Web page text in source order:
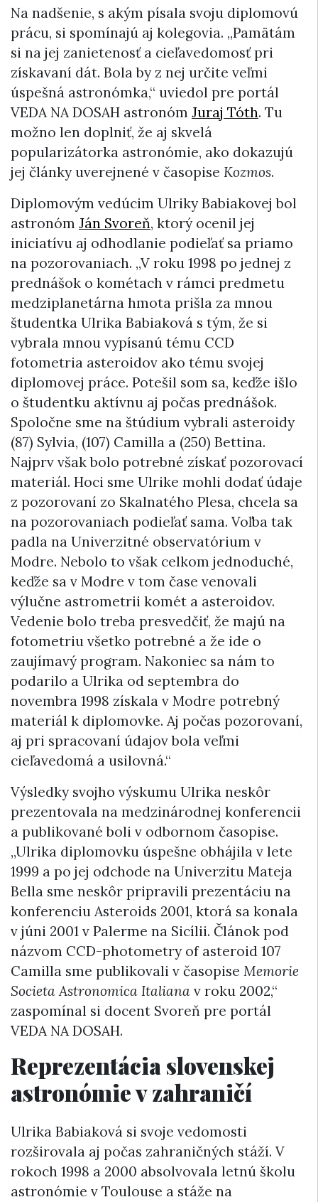
Na nadšenie, s akým písala svoju diplomovú
prácu, si spomínajú aj kolegovia. „Pamätám
si na jej zanietenosť a cieľavedomosť pri
získavaní dát. Bola by z nej určite veľmi
úspešná astronómka,“ uviedol pre portál
VEDA NA DOSAH astronóm Juraj Tóth. Tu
možno len doplniť, že aj skvelá
popularizátorka astronómie, ako dokazujú
jej články uverejnené v časopise Kozmos.
Diplomovým vedúcim Ulriky Babiakovej bol
astronóm Ján Svoreň, ktorý ocenil jej
iniciatívu aj odhodlanie podieľať sa priamo
na pozorovaniach. „V roku 1998 po jednej z
prednášok o kométach v rámci predmetu
medziplanetárna hmota prišla za mnou
študentka Ulrika Babiaková s tým, že si
vybrala mnou vypísanú tému CCD
fotometria asteroidov ako tému svojej
diplomovej práce. Potešil som sa, keďže išlo
o študentku aktívnu aj počas prednášok.
Spoločne sme na štúdium vybrali asteroidy
(87) Sylvia, (107) Camilla a (250) Bettina.
Najprv však bolo potrebné získať pozorovací
materiál. Hoci sme Ulrike mohli dodať údaje
z pozorovaní zo Skalnatého Plesa, chcela sa
na pozorovaniach podieľať sama. Voľba tak
padla na Univerzitné observatórium v
Modre. Nebolo to však celkom jednoduché,
keďže sa v Modre v tom čase venovali
výlučne astrometrii komét a asteroidov.
Vedenie bolo treba presvedčiť, že majú na
fotometriu všetko potrebné a že ide o
zaujímavý program. Nakoniec sa nám to
podarilo a Ulrika od septembra do
novembra 1998 získala v Modre potrebný
materiál k diplomovke. Aj počas pozorovaní,
aj pri spracovaní údajov bola veľmi
cieľavedomá a usilovná.“
Výsledky svojho výskumu Ulrika neskôr
prezentovala na medzinárodnej konferencii
a publikované boli v odbornom časopise.
„Ulrika diplomovku úspešne obhájila v lete
1999 a po jej odchode na Univerzitu Mateja
Bella sme neskôr pripravili prezentáciu na
konferenciu Asteroids 2001, ktorá sa konala
v júni 2001 v Palerme na Sicílii. Článok pod
názvom CCD-photometry of asteroid 107
Camilla sme publikovali v časopise Memorie
Societa Astronomica Italiana v roku 2002,“
zaspomínal si docent Svoreň pre portál
VEDA NA DOSAH.
Reprezentácia slovenskej
astronómie v zahraničí
Ulrika Babiaková si svoje vedomosti
rozširovala aj počas zahraničných stáží. V
rokoch 1998 a 2000 absolvovala letnú školu
astronómie v Toulouse a stáže na